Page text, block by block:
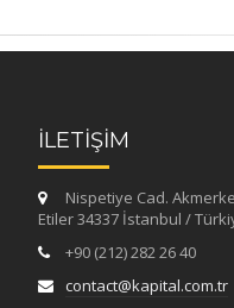
İLETİŞİM
Nispetiye Cad.
Etiler 34337 İstanbul /
+90 (212) 282 26 40
contact@kapital.com.tr